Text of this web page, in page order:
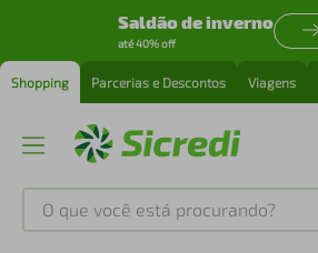
Saldão de inverno
até 40% off
Shopping Parcerias e Descontos Viagens
O que você está procurando?